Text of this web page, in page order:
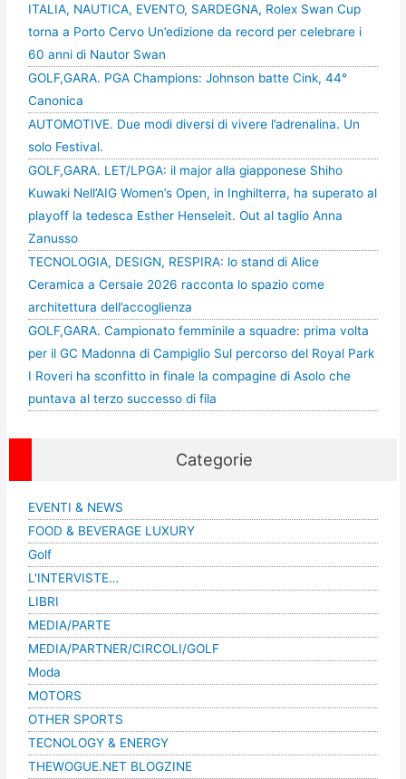
ITALIA, NAUTICA, EVENTO, SARDEGNA, Rolex Swan Cup
torna a Porto Cervo Un’edizione da record per celebrare i
60 anni di Nautor Swan
GOLF,GARA. PGA Champions: Johnson batte Cink, 44°
Canonica
AUTOMOTIVE. Due modi diversi di vivere l’adrenalina. Un
solo Festival.
GOLF,GARA. LET/LPGA: il major alla giapponese Shiho
Kuwaki Nell’AIG Women’s Open, in Inghilterra, ha superato al
playoff la tedesca Esther Henseleit. Out al taglio Anna
Zanusso
TECNOLOGIA, DESIGN, RESPIRA: lo stand di Alice
Ceramica a Cersaie 2026 racconta lo spazio come
architettura dell’accoglienza
GOLF,GARA. Campionato femminile a squadre: prima volta
per il GC Madonna di Campiglio Sul percorso del Royal Park
I Roveri ha sconfitto in finale la compagine di Asolo che
puntava al terzo successo di fila
Categorie
EVENTI & NEWS
FOOD & BEVERAGE LUXURY
Golf
L'INTERVISTE…
LIBRI
MEDIA/PARTE
MEDIA/PARTNER/CIRCOLI/GOLF
Moda
MOTORS
OTHER SPORTS
TECNOLOGY & ENERGY
THEWOGUE.NET BLOGZINE